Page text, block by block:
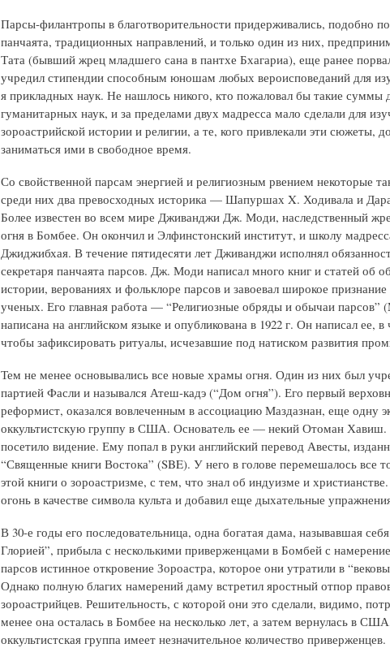
Парсы-филантропы в благотворительности придерживались, подобно
панчаята, традиционных направлений, и только один из них,
Тата (бывший жрец младшего сана в пантхе Бхагариа), еще ранее
учредил стипендии способным юношам любых вероисповеданий для
я прикладных наук. Не нашлось никого, кто пожаловал бы такие суммы
гуманитарных наук, и за пределами двух мадресса мало сделали для
зороастрийской истории и религии, а те, кого привлекали эти сюжеты,
заниматься ими в свободное время.
Со свойственной парсам энергией и религиозным рвением некоторые
среди них два превосходных историка — Шапуршах X. Ходивала и
Более известен во всем мире Дживанджи Дж. Моди, наследственный
огня в Бомбее. Он окончил и Элфинстонский институт, и школу
Джиджибхая. В течение пятидесяти лет Дживанджи исполнял
секретаря панчаята парсов. Дж. Моди написал много книг и статей об
истории, верованиях и фольклоре парсов и завоевал широкое
ученых. Его главная работа — “Религиозные обряды и обычаи парсов”
написана на английском языке и опубликована в 1922 г. Он написал ее, в
чтобы зафиксировать ритуалы, исчезавшие под натиском развития
Тем не менее основывались все новые храмы огня. Один из них был
партией Фасли и назывался Атеш-кадэ (“Дом огня”). Его первый
реформист, оказался вовлеченным в ассоциацию Маздазнан, еще одну
оккультистскую группу в США. Основатель ее — некий Отоман Хавиш.
посетило видение. Ему попал в руки английский перевод Авесты,
“Священные книги Востока” (SBE). У него в голове перемешалось все
этой книги о зороастризме, с тем, что знал об индуизме и
огонь в качестве символа культа и добавил еще дыхательные
В 30-е годы его последовательница, одна богатая дама, называвшая
Глорией”, прибыла с несколькими приверженцами в Бомбей с
парсов истинное откровение Зороастра, которое они утратили в
Однако полную благих намерений даму встретил яростный отпор
зороастрийцев. Решительность, с которой они это сделали, видимо,
менее она осталась в Бомбее на несколько лет, а затем вернулась в
оккультистская группа имеет незначительное количество приверженцев.